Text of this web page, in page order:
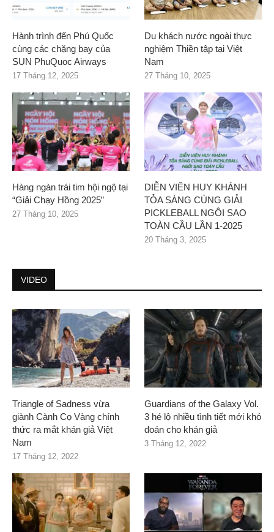
Hành trình đến Phú Quốc
cùng các chặng bay của
SUN PhuQuoc Airways
17 Tháng 12, 2025
Du khách nước ngoài thực
nghiệm Thiền tập tại Việt
Nam
27 Tháng 10, 2025
Hàng ngàn trái tim hội ngộ tại
“Giải Chạy Hồng 2025”
27 Tháng 10, 2025
DIỄN VIÊN HUY KHÁNH
TỎA SÁNG CÙNG GIẢI
PICKLEBALL NGÔI SAO
TOÀN CẦU LẦN 1-2025
20 Tháng 3, 2025
VIDEO
Triangle of Sadness vừa
giành Cành Cọ Vàng chính
thức ra mắt khán giả Việt
Nam
17 Tháng 12, 2022
Guardians of the Galaxy Vol.
3 hé lộ nhiều tình tiết mới khó
đoán cho khán giả
3 Tháng 12, 2022